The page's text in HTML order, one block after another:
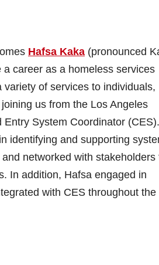
Hafsa Kaka (pronounced
a career as a homeless services
of services to individuals,
us from the Los Angeles
System Coordinator
identifying and supporting
networked with stakeholders
In addition, Hafsa engaged in
with CES throughout the